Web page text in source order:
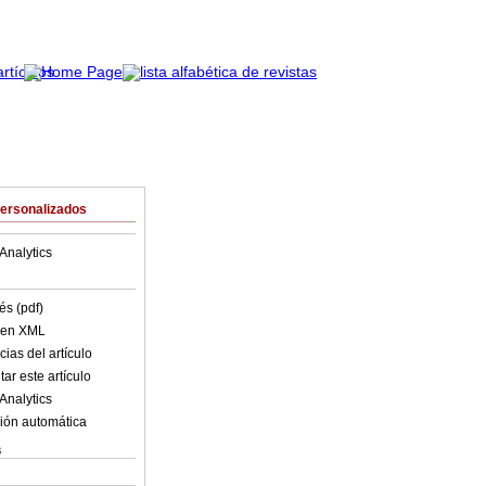
(pdf)
XML
del artículo
este artículo
automática